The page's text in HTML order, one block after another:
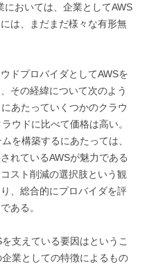
おいては、企業としてAWS
は、まだまだ様々な有形無
ドプロバイダとしてAWSを
その経緯について次のよう
あたっていくつかのクラウ
ウドに比べて価格は高い。
を構築するにあたっては、
れているAWSが魅力である
スト削減の選択肢という観
、総合的にプロバイダを評
ある。
支えている要因はというこ
業としての特徴によるもの